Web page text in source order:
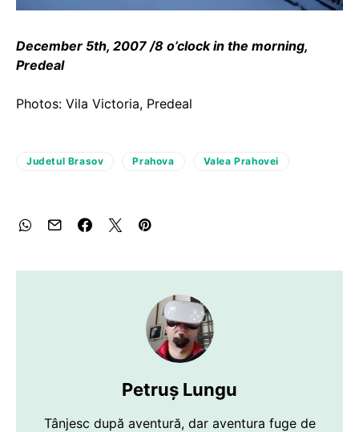
December 5th, 2007 /8 o’clock in the morning,
Predeal
Photos: Vila Victoria, Predeal
Judetul Brasov Prahova Valea Prahovei
Petruș Lungu
Tânjesc după aventură, dar aventura fuge de